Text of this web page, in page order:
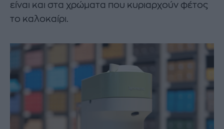
είναι και στα χρώματα που κυριαρχούν φέτος
το καλοκαίρι.